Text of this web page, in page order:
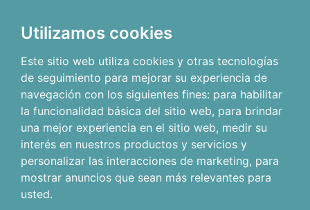
Utilizamos cookies
Este sitio web utiliza cookies y otras tecnologías
de seguimiento para mejorar su experiencia de
navegación con los siguientes fines: para habilitar
la funcionalidad básica del sitio web, para brindar
una mejor experiencia en el sitio web, medir su
interés en nuestros productos y servicios y
personalizar las interacciones de marketing, para
mostrar anuncios que sean más relevantes para
usted.